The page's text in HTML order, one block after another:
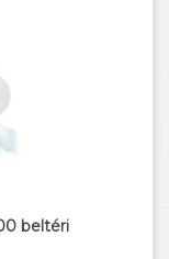
beltéri